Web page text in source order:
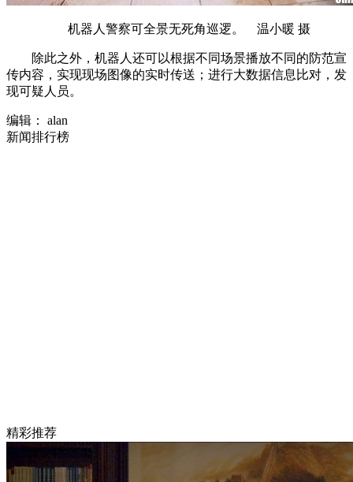
机器人警察可全景无死角巡逻。 温小暖 摄
除此之外，机器人还可以根据不同场景播放不同的防范宣
传内容，实现现场图像的实时传送；进行大数据信息比对，发
现可疑人员。
编辑： alan
新闻排行榜
精彩推荐